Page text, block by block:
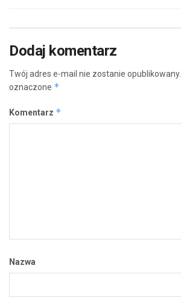
Dodaj komentarz
Twój adres e-mail nie zostanie opublikowany.
oznaczone *
Komentarz *
Nazwa